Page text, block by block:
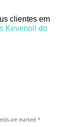
clientes em
Kevenoll do
are marked *